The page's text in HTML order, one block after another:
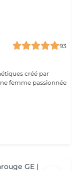
93
créé par
femme passionnée